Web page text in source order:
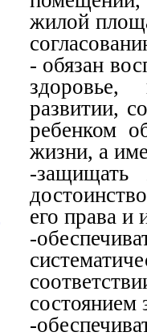
жилой
- обязан
здоровье,
развитии,
ребенком
жизни, а
-защищать
его права и
-
состоянием
-